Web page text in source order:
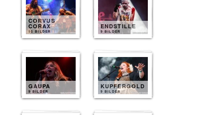
CORVUS
CORAX
10 BILDER
ENDSTILLE
9 BILDER
GAUPA
9 BILDER
KUPFERGOLD
9 BILDER